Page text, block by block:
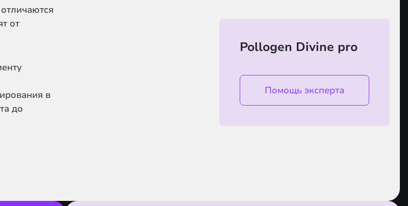
от
в
до
Pollogen Divine pro
Помощь эксперта